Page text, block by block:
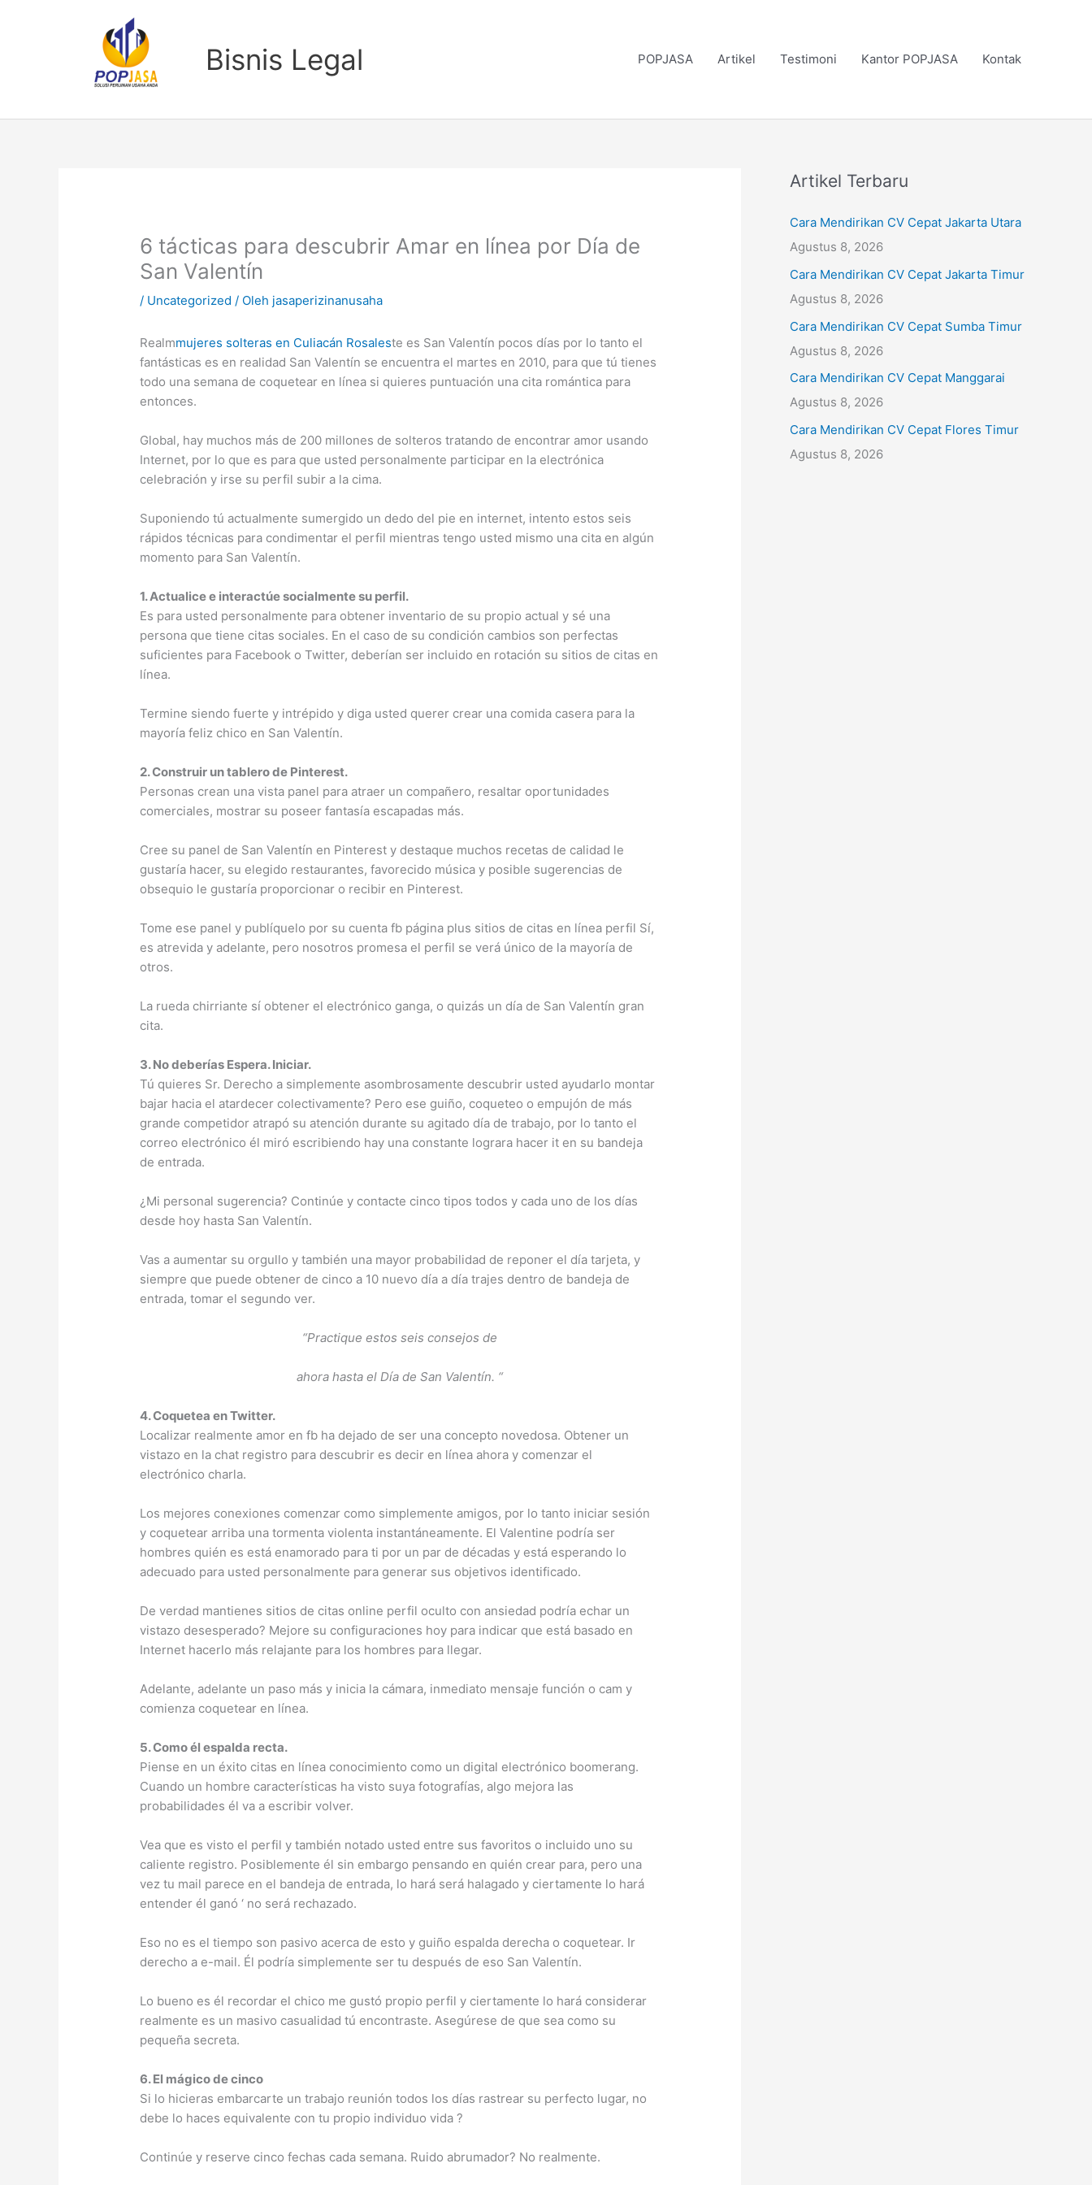
Bisnis Legal POPJASA Artikel Testimoni Kantor POPJASA Kontak
6 tácticas para descubrir Amar en línea por Día de
San Valentín
/ Uncategorized / Oleh jasaperizinanusaha
Realmmujeres solteras en Culiacán Rosaleste es San Valentín pocos días por lo tanto el
fantásticas es en realidad San Valentín se encuentra el martes en 2010, para que tú tienes
todo una semana de coquetear en línea si quieres puntuación una cita romántica para
entonces.
Global, hay muchos más de 200 millones de solteros tratando de encontrar amor usando
Internet, por lo que es para que usted personalmente participar en la electrónica
celebración y irse su perfil subir a la cima.
Suponiendo tú actualmente sumergido un dedo del pie en internet, intento estos seis
rápidos técnicas para condimentar el perfil mientras tengo usted mismo una cita en algún
momento para San Valentín.
1. Actualice e interactúe socialmente su perfil.
Es para usted personalmente para obtener inventario de su propio actual y sé una
persona que tiene citas sociales. En el caso de su condición cambios son perfectas
suficientes para Facebook o Twitter, deberían ser incluido en rotación su sitios de citas en
línea.
Termine siendo fuerte y intrépido y diga usted querer crear una comida casera para la
mayoría feliz chico en San Valentín.
2. Construir un tablero de Pinterest.
Personas crean una vista panel para atraer un compañero, resaltar oportunidades
comerciales, mostrar su poseer fantasía escapadas más.
Cree su panel de San Valentín en Pinterest y destaque muchos recetas de calidad le
gustaría hacer, su elegido restaurantes, favorecido música y posible sugerencias de
obsequio le gustaría proporcionar o recibir en Pinterest.
Tome ese panel y publíquelo por su cuenta fb página plus sitios de citas en línea perfil Sí,
es atrevida y adelante, pero nosotros promesa el perfil se verá único de la mayoría de
otros.
La rueda chirriante sí obtener el electrónico ganga, o quizás un día de San Valentín gran
cita.
3. No deberías Espera. Iniciar.
Tú quieres Sr. Derecho a simplemente asombrosamente descubrir usted ayudarlo montar
bajar hacia el atardecer colectivamente? Pero ese guiño, coqueteo o empujón de más
grande competidor atrapó su atención durante su agitado día de trabajo, por lo tanto el
correo electrónico él miró escribiendo hay una constante lograra hacer it en su bandeja
de entrada.
¿Mi personal sugerencia? Continúe y contacte cinco tipos todos y cada uno de los días
desde hoy hasta San Valentín.
Vas a aumentar su orgullo y también una mayor probabilidad de reponer el día tarjeta, y
siempre que puede obtener de cinco a 10 nuevo día a día trajes dentro de bandeja de
entrada, tomar el segundo ver.
“Practique estos seis consejos de
ahora hasta el Día de San Valentín. “
4. Coquetea en Twitter.
Localizar realmente amor en fb ha dejado de ser una concepto novedosa. Obtener un
vistazo en la chat registro para descubrir es decir en línea ahora y comenzar el
electrónico charla.
Los mejores conexiones comenzar como simplemente amigos, por lo tanto iniciar sesión
y coquetear arriba una tormenta violenta instantáneamente. El Valentine podría ser
hombres quién es está enamorado para ti por un par de décadas y está esperando lo
adecuado para usted personalmente para generar sus objetivos identificado.
De verdad mantienes sitios de citas online perfil oculto con ansiedad podría echar un
vistazo desesperado? Mejore su configuraciones hoy para indicar que está basado en
Internet hacerlo más relajante para los hombres para llegar.
Adelante, adelante un paso más y inicia la cámara, inmediato mensaje función o cam y
comienza coquetear en línea.
5. Como él espalda recta.
Piense en un éxito citas en línea conocimiento como un digital electrónico boomerang.
Cuando un hombre características ha visto suya fotografías, algo mejora las
probabilidades él va a escribir volver.
Vea que es visto el perfil y también notado usted entre sus favoritos o incluido uno su
caliente registro. Posiblemente él sin embargo pensando en quién crear para, pero una
vez tu mail parece en el bandeja de entrada, lo hará será halagado y ciertamente lo hará
entender él ganó ‘ no será rechazado.
Eso no es el tiempo son pasivo acerca de esto y guiño espalda derecha o coquetear. Ir
derecho a e-mail. Él podría simplemente ser tu después de eso San Valentín.
Lo bueno es él recordar el chico me gustó propio perfil y ciertamente lo hará considerar
realmente es un masivo casualidad tú encontraste. Asegúrese de que sea como su
pequeña secreta.
6. El mágico de cinco
Si lo hicieras embarcarte un trabajo reunión todos los días rastrear su perfecto lugar, no
debe lo haces equivalente con tu propio individuo vida ?
Continúe y reserve cinco fechas cada semana. Ruido abrumador? No realmente.
Artikel Terbaru
Cara Mendirikan CV Cepat Jakarta Utara
Agustus 8, 2026
Cara Mendirikan CV Cepat Jakarta Timur
Agustus 8, 2026
Cara Mendirikan CV Cepat Sumba Timur
Agustus 8, 2026
Cara Mendirikan CV Cepat Manggarai
Agustus 8, 2026
Cara Mendirikan CV Cepat Flores Timur
Agustus 8, 2026